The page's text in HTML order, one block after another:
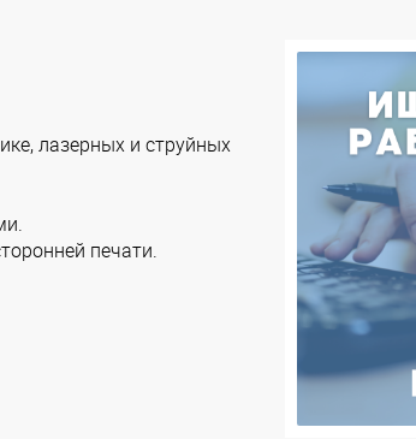
лазерных и струйных
печати.